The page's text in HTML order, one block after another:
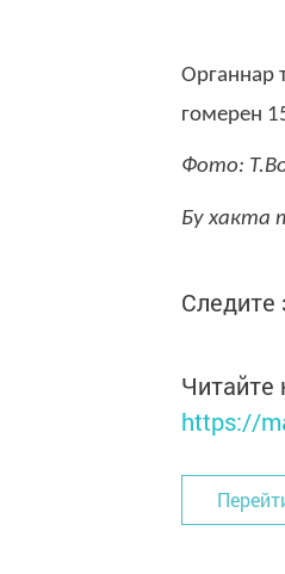
Органнар
гомерен
Фото:
Бу хакта
Читайте
https://